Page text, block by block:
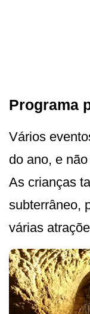
Programa
Vários
do ano, e
As crianças
subterrâneo,
várias